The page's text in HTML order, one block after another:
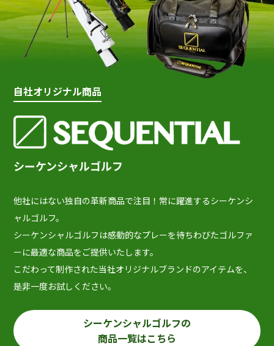
自社オリジナル商品
シーケンシャルゴルフ
他社にはない独自の革新商品で注目！常に躍進するシーケンシ
ャルゴルフ。
シーケンシャルゴルフは感動的なプレーを待ちわびたゴルファ
ーに最適な商品をご提供いたします。
こだわって制作された当社オリジナルブランドのアイテムを、
是非一度お試しください。
シーケンシャルゴルフの
商品一覧はこちら